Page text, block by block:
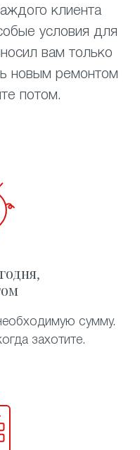
клиента
условия для
вам только
новым ремонтом
потом.
сумму.
захотите.